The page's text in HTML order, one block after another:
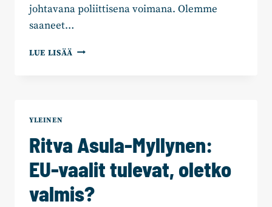
johtavana poliittisena voimana. Olemme
saaneet…
LUE LISÄÄ HARRI
YLEINEN
Ritva Asula-Myllynen:
EU-vaalit tulevat, oletko
valmis?